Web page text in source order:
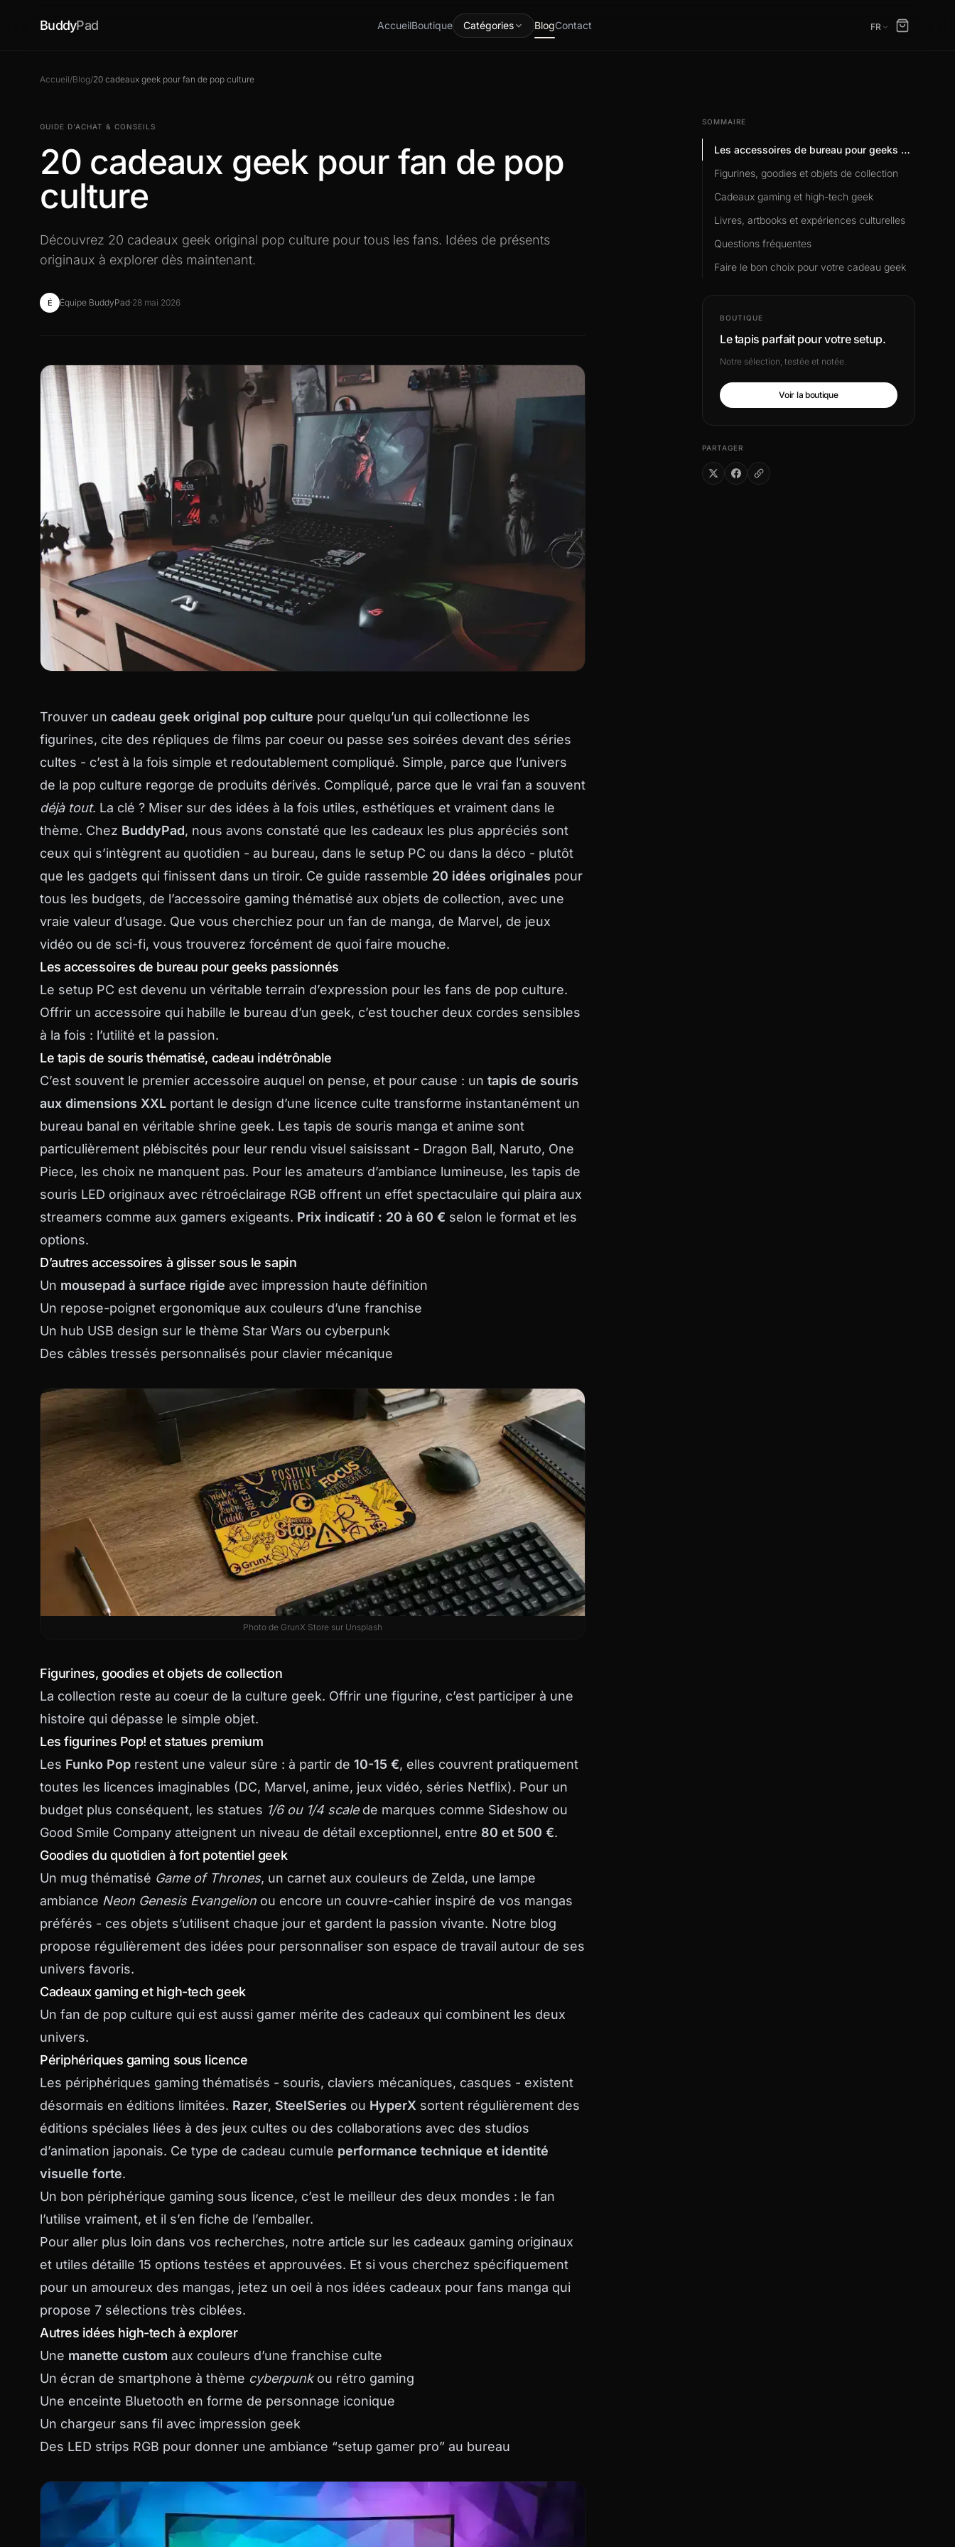
BuddyPad AccueilBoutique Catégories BlogContact FR
Accueil/Blog/20 cadeaux geek pour fan de pop culture
GUIDE D’ACHAT & CONSEILS
20 cadeaux geek pour fan de pop
culture
Découvrez 20 cadeaux geek original pop culture pour tous les fans. Idées de présents
originaux à explorer dès maintenant.
É Équipe BuddyPad·28 mai 2026
Trouver un cadeau geek original pop culture pour quelqu’un qui collectionne les
figurines, cite des répliques de films par coeur ou passe ses soirées devant des séries
cultes - c’est à la fois simple et redoutablement compliqué. Simple, parce que l’univers
de la pop culture regorge de produits dérivés. Compliqué, parce que le vrai fan a souvent
déjà tout. La clé ? Miser sur des idées à la fois utiles, esthétiques et vraiment dans le
thème. Chez BuddyPad, nous avons constaté que les cadeaux les plus appréciés sont
ceux qui s’intègrent au quotidien - au bureau, dans le setup PC ou dans la déco - plutôt
que les gadgets qui finissent dans un tiroir. Ce guide rassemble 20 idées originales pour
tous les budgets, de l’accessoire gaming thématisé aux objets de collection, avec une
vraie valeur d’usage. Que vous cherchiez pour un fan de manga, de Marvel, de jeux
vidéo ou de sci-fi, vous trouverez forcément de quoi faire mouche.
Les accessoires de bureau pour geeks passionnés
Le setup PC est devenu un véritable terrain d’expression pour les fans de pop culture.
Offrir un accessoire qui habille le bureau d’un geek, c’est toucher deux cordes sensibles
à la fois : l’utilité et la passion.
Le tapis de souris thématisé, cadeau indétrônable
C’est souvent le premier accessoire auquel on pense, et pour cause : un tapis de souris
aux dimensions XXL portant le design d’une licence culte transforme instantanément un
bureau banal en véritable shrine geek. Les tapis de souris manga et anime sont
particulièrement plébiscités pour leur rendu visuel saisissant - Dragon Ball, Naruto, One
Piece, les choix ne manquent pas. Pour les amateurs d’ambiance lumineuse, les tapis de
souris LED originaux avec rétroéclairage RGB offrent un effet spectaculaire qui plaira aux
streamers comme aux gamers exigeants. Prix indicatif : 20 à 60 € selon le format et les
options.
D’autres accessoires à glisser sous le sapin
Un mousepad à surface rigide avec impression haute définition
Un repose-poignet ergonomique aux couleurs d’une franchise
Un hub USB design sur le thème Star Wars ou cyberpunk
Des câbles tressés personnalisés pour clavier mécanique
Photo de GrunX Store sur Unsplash
Figurines, goodies et objets de collection
La collection reste au coeur de la culture geek. Offrir une figurine, c’est participer à une
histoire qui dépasse le simple objet.
Les figurines Pop! et statues premium
Les Funko Pop restent une valeur sûre : à partir de 10-15 €, elles couvrent pratiquement
toutes les licences imaginables (DC, Marvel, anime, jeux vidéo, séries Netflix). Pour un
budget plus conséquent, les statues 1/6 ou 1/4 scalede marques comme Sideshow ou
Good Smile Company atteignent un niveau de détail exceptionnel, entre 80 et 500 €.
Goodies du quotidien à fort potentiel geek
Un mug thématisé Game of Thrones, un carnet aux couleurs de Zelda, une lampe
ambiance Neon Genesis Evangelion ou encore un couvre-cahier inspiré de vos mangas
préférés - ces objets s’utilisent chaque jour et gardent la passion vivante. Notre blog
propose régulièrement des idées pour personnaliser son espace de travail autour de ses
univers favoris.
Cadeaux gaming et high-tech geek
Un fan de pop culture qui est aussi gamer mérite des cadeaux qui combinent les deux
univers.
Périphériques gaming sous licence
Les périphériques gaming thématisés - souris, claviers mécaniques, casques - existent
désormais en éditions limitées. Razer, SteelSeries ou HyperX sortent régulièrement des
éditions spéciales liées à des jeux cultes ou des collaborations avec des studios
d’animation japonais. Ce type de cadeau cumule performance technique et identité
visuelle forte.
Un bon périphérique gaming sous licence, c’est le meilleur des deux mondes : le fan
l’utilise vraiment, et il s’en fiche de l’emballer.
Pour aller plus loin dans vos recherches, notre article sur les cadeaux gaming originaux
et utiles détaille 15 options testées et approuvées. Et si vous cherchez spécifiquement
pour un amoureux des mangas, jetez un oeil à nos idées cadeaux pour fans manga qui
propose 7 sélections très ciblées.
Autres idées high-tech à explorer
Une manette custom aux couleurs d’une franchise culte
Un écran de smartphone à thème cyberpunkou rétro gaming
Une enceinte Bluetooth en forme de personnage iconique
Un chargeur sans fil avec impression geek
Des LED strips RGB pour donner une ambiance “setup gamer pro” au bureau
SOMMAIRE
Les accessoires de bureau pour geeks passionnés
Figurines, goodies et objets de collection
Cadeaux gaming et high-tech geek
Livres, artbooks et expériences culturelles
Questions fréquentes
Faire le bon choix pour votre cadeau geek
BOUTIQUE
Le tapis parfait pour votre setup.
Notre sélection, testée et notée.
Voir la boutique
PARTAGER